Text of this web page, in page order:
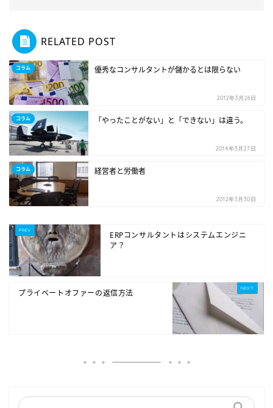
RELATED POST
コラム 優秀なコンサルタントが儲かるとは限らない
2012年3月26日
コラム 「やったことがない」と「できない」は違う。
2014年3月27日
コラム 経営者と労働者
2012年3月30日
ERPコンサルタントはシステムエンジニ
ア？
プライベートオファーの返信方法